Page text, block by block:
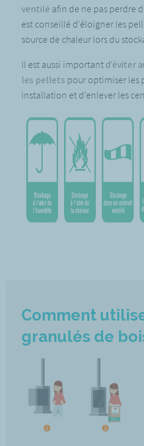
ventilé afin de ne pas perdre
est conseillé d'éloigner les
source de chaleur lors du
Il est aussi important d’éviter
les pellets pour optimiser les
installation et d’enlever les
Comment
granulés de